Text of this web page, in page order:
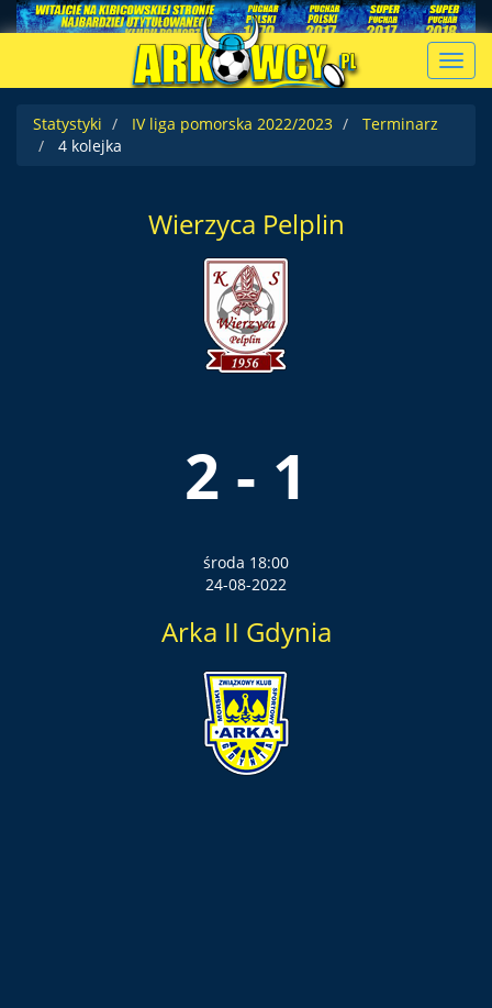
Statystyki
IV liga pomorska 2022/2023
Terminarz
4 kolejka
Wierzyca Pelplin
2 - 1
środa 18:00
24-08-2022
Arka II Gdynia